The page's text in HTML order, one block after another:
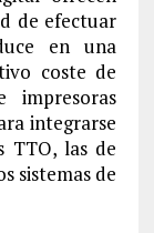
de efectuar
en una
coste de
impresoras
integrarse
TTO, las de
sistemas de